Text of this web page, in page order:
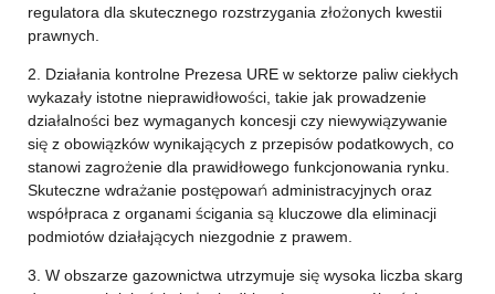
regulatora dla skutecznego rozstrzygania złożonych kwestii
prawnych.
2. Działania kontrolne Prezesa URE w sektorze paliw ciekłych
wykazały istotne nieprawidłowości, takie jak prowadzenie
działalności bez wymaganych koncesji czy niewywiązywanie
się z obowiązków wynikających z przepisów podatkowych, co
stanowi zagrożenie dla prawidłowego funkcjonowania rynku.
Skuteczne wdrażanie postępowań administracyjnych oraz
współpraca z organami ścigania są kluczowe dla eliminacji
podmiotów działających niezgodnie z prawem.
3. W obszarze gazownictwa utrzymuje się wysoka liczba skarg